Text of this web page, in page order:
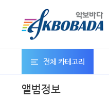
전체 카테고리
앨범정보